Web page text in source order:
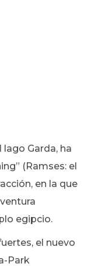
Garda, ha
(Ramses: el
en la que
egipcio.
el nuevo
Park